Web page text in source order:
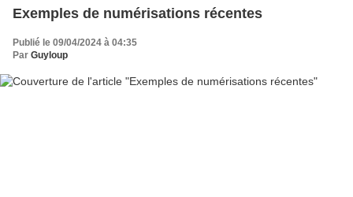
Exemples de numérisations récentes
Publié le 09/04/2024 à 04:35
Par Guyloup